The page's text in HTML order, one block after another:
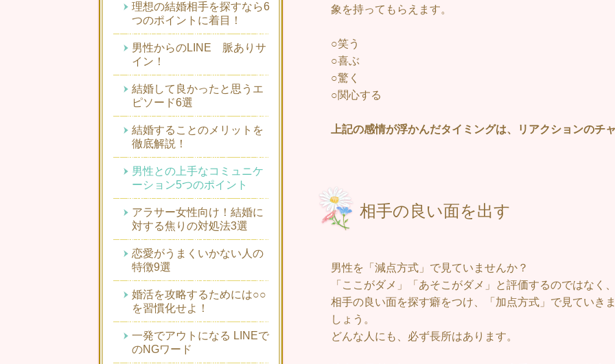
象を持ってもらえます。
○笑う
○喜ぶ
○驚く
○関心する
上記の感情が浮かんだタイミングは、リアクションのチ
相手の良い
男性を「減点方式」で見ていませんか？
「ここがダメ」「あそこがダメ」と評価するのではなく
相手の良い面を探す癖をつけ、「加点方式」で見ていき
しょう。
どんな人にも、必ず長所はあります。
理想の結婚相手を探すなら6
つのポイントに着目！
男性からのLINE 脈ありサ
イン！
結婚して良かったと思うエ
ピソード6選
結婚することのメリットを
徹底解説！
男性との上手なコミュニケ
ーション5つのポイント
アラサー女性向け！結婚に
対する焦りの対処法3選
恋愛がうまくいかない人の
特徴9選
婚活を攻略するためには○○
を習慣化せよ！
一発でアウトになる LINEで
のNGワード